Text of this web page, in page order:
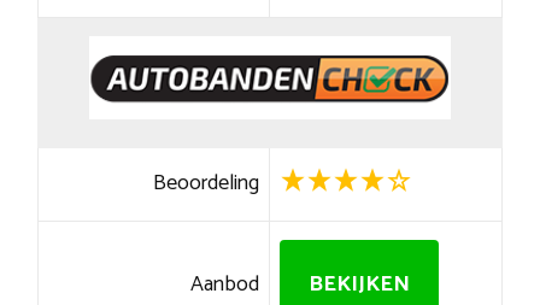
Beoordeling
Aanbod BEKIJKEN